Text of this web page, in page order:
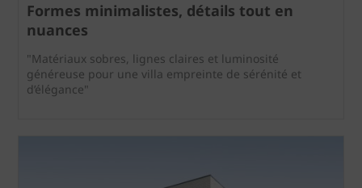
Formes minimalistes, détails tout en
nuances
"Matériaux sobres, lignes claires et luminosité
généreuse pour une villa empreinte de sérénité et
d’élégance"